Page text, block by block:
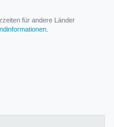
für andere Länder